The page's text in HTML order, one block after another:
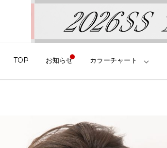
TOP お知らせ カラーチャート